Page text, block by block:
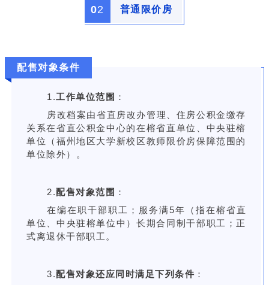
02 普通限价房
配售对象条件
1.工作单位范围 ：
房改档案由省直房改办管理、住房公积金缴存
关系在省直公积金中心的在榕省直单位、中央驻榕
单位（福州地区大学新校区教师限价房保障范围的
单位除外）。
2.配售对象范围 ：
在编在职干部职工；服务满5年（指在榕省直
单位、中央驻榕单位中）长期合同制干部职工；正
式离退休干部职工。
3.配售对象还应同时满足下列条件 ：